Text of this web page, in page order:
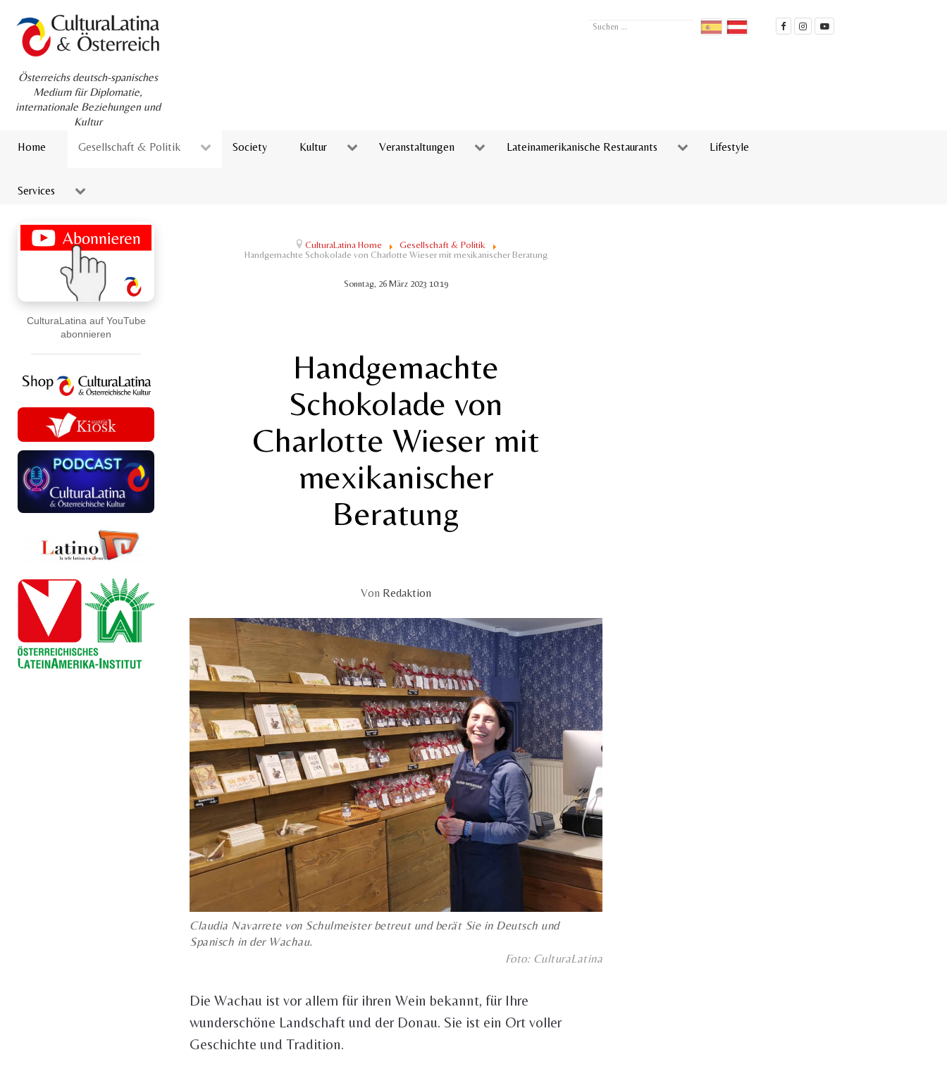
Österreichs deutsch-spanisches
Medium für Diplomatie,
internationale Beziehungen und
Kultur
Suchen
Home Gesellschaft & Politik Society Kultur Veranstaltungen Lateinamerikanische Restaurants Lifestyle
Services
CulturaLatina auf YouTube
abonnieren
CulturaLatina Home
Gesellschaft & Politik
Handgemachte Schokolade von Charlotte Wieser mit mexikanischer Beratung
Sonntag, 26 März 2023 10:19
Handgemachte
Schokolade von
Charlotte Wieser mit
mexikanischer
Beratung
Von Redaktion
Claudia Navarrete von Schulmeister betreut und berät Sie in Deutsch und
Spanisch in der Wachau.
Foto: CulturaLatina
Die Wachau ist vor allem für ihren Wein bekannt, für Ihre
wunderschöne Landschaft und der Donau. Sie ist ein Ort voller
Geschichte und Tradition.